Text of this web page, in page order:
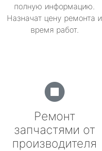
полную информацию.
Назначат цену ремонта и
время работ.
Ремонт
запчастями от
производителя